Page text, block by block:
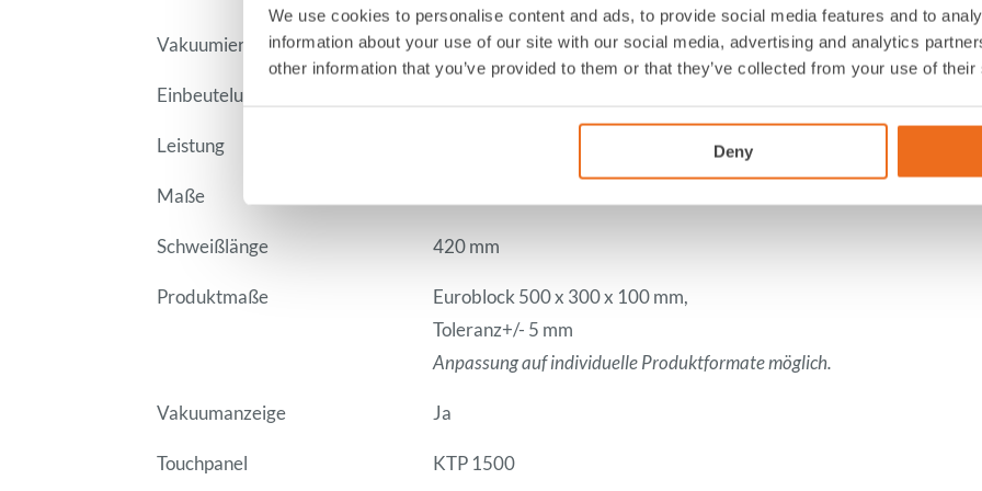
We use cookies to personalise content and ads, to provide social media features and to
information about your use of our site with our social media, advertising and analytics
other information that you’ve provided to them or that they’ve collected from your use of
Deny
Vakuumierung Vollautomatisch mit atmosphärischem Vakuum, 3 Vakuumstationen
Einbeutelung
Leistung
Maße
Schweißlänge 420 mm
Produktmaße
Euroblock 500 x 300 x 100 mm,
Toleranz+/- 5 mm
Anpassung auf individuelle Produktformate möglich.
Vakuumanzeige Ja
Touchpanel KTP 1500